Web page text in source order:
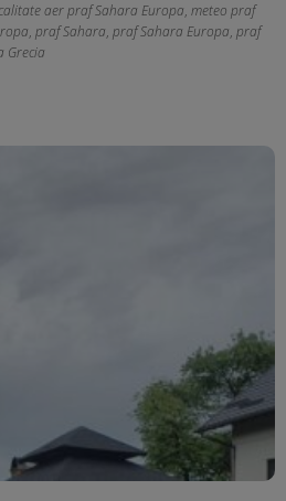
aer praf Sahara Europa, meteo praf
, praf Sahara, praf Sahara Europa, praf
Grecia